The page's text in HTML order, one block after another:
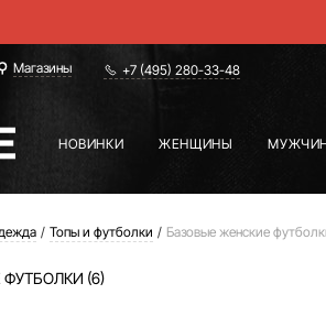
Магазины +7 (495) 280-33-48
НОВИНКИ ЖЕНЩИНЫ
Топы и футболки Базовые женские
(6)